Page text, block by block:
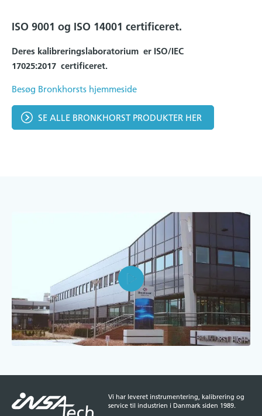
ISO 9001 og ISO 14001 certificeret.
Deres kalibreringslaboratorium er ISO/IEC
17025:2017 certificeret.
Besøg Bronkhorsts hjemmeside
SE ALLE BRONKHORST PRODUKTER HER
Mute
Enter
Vi har leveret instrumentering, kalibrering og
service til industrien i Danmark siden 1989.